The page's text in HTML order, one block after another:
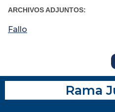
ARCHIVOS ADJUNTOS:
Fallo
Rama